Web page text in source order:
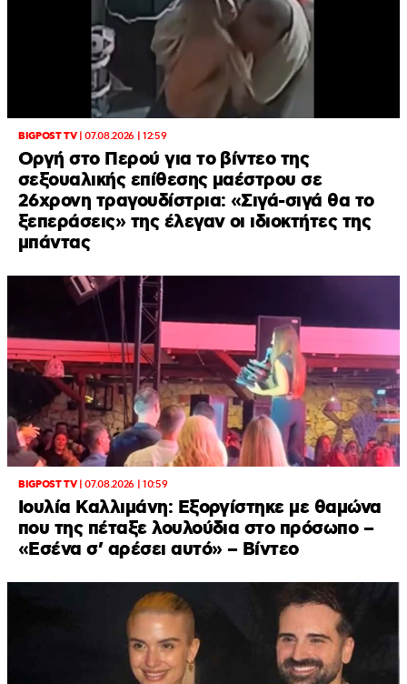
BIGPOST TV|07.08.2026 | 12:59
Οργή στο Περού για το βίντεο της
σεξουαλικής επίθεσης μαέστρου σε
26χρονη τραγουδίστρια: «Σιγά-σιγά θα το
ξεπεράσεις» της έλεγαν οι ιδιοκτήτες της
μπάντας
BIGPOST TV|07.08.2026 | 10:59
Ιουλία Καλλιμάνη: Εξοργίστηκε με θαμώνα
που της πέταξε λουλούδια στο πρόσωπο –
«Εσένα σ’ αρέσει αυτό» – Βίντεο